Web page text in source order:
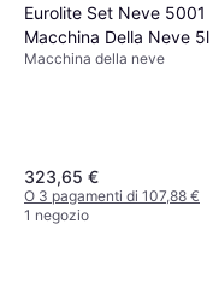
Eurolite Set Neve 5001
Macchina Della Neve 5l
Macchina della neve
323,65 €
O 3 pagamenti di 107,88 €
1 negozio